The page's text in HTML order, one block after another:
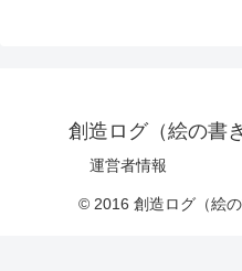
創造ログ（絵の書
運営者情報
© 2016 創造ログ（絵